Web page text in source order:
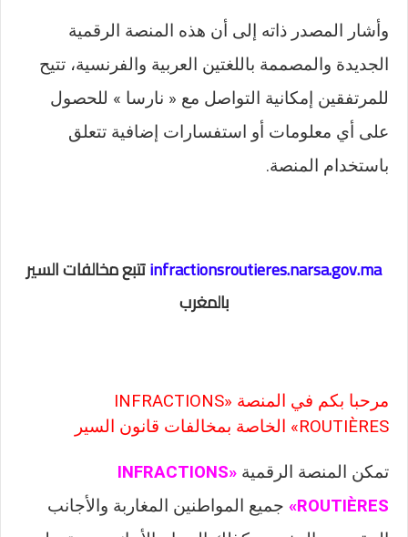
وأشار المصدر ذاته إلى أن هذه المنصة الرقمية
الجديدة والمصممة باللغتين العربية والفرنسية، تتيح
للمرتفقين إمكانية التواصل مع « نارسا » للحصول
على أي معلومات أو استفسارات إضافية تتعلق
باستخدام المنصة.
infractionsroutieres.narsa.gov.maتتبع مخالفات السير
بالمغرب
مرحبا بكم في المنصة «INFRACTIONS
ROUTIÈRES» الخاصة بمخالفات قانون السير
تمكن المنصة الرقمية
«INFRACTIONS
ROUTIÈRES»
جميع المواطنين المغاربة والأجانب